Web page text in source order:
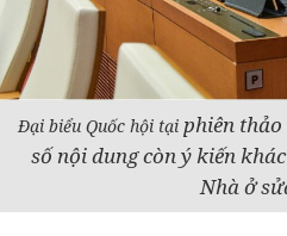
Đại biểu Quốc hội tại phiên t
số nội dung còn ý kiến
Nhà ở